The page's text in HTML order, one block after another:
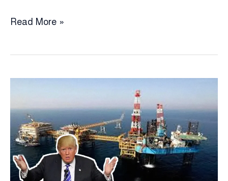
মধ্যপ্রাচ্যে
উপস্থিতি,
মেরিন
মোতায়েনের
তৎপরতা
Read More »